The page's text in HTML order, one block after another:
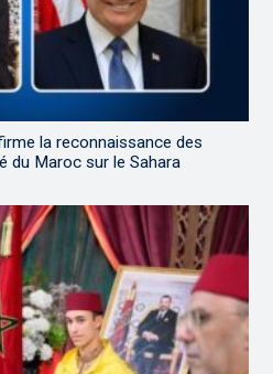
la reconnaissance des
du Maroc sur le Sahara